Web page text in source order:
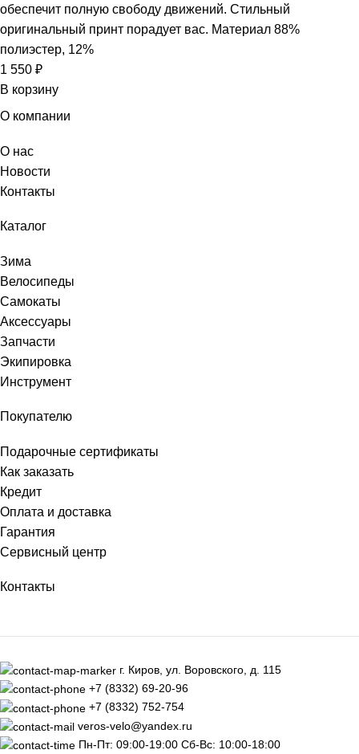
обеспечит полную свободу движений. Стильный
оригинальный принт порадует вас. Материал 88%
полиэстер, 12%
1 550 ₽
В корзину
О компании
О нас
Новости
Контакты
Каталог
Зима
Велосипеды
Самокаты
Аксессуары
Запчасти
Экипировка
Инструмент
Покупателю
Подарочные сертификаты
Как заказать
Кредит
Оплата и доставка
Гарантия
Сервисный центр
Контакты
г. Киров, ул. Воровского, д. 115
+7 (8332) 69-20-96
+7 (8332) 752-754
veros-velo@yandex.ru
Пн-Пт: 09:00-19:00 Сб-Вс: 10:00-18:00